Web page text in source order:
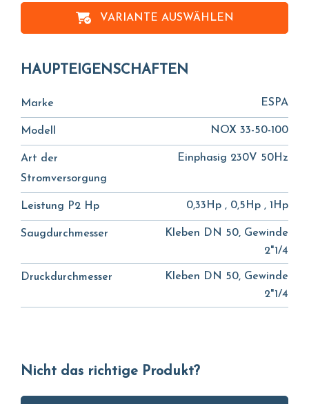
VARIANTE AUSWÄHLEN
HAUPTEIGENSCHAFTEN
Marke ESPA
Modell NOX 33-50-100
Art der
Stromversorgung
Einphasig 230V 50Hz
Leistung P2 Hp 0,33Hp , 0,5Hp , 1Hp
Saugdurchmesser
Kleben DN 50, Gewinde
2"1/4
Druckdurchmesser
Kleben DN 50, Gewinde
2"1/4
Nicht das richtige Produkt?